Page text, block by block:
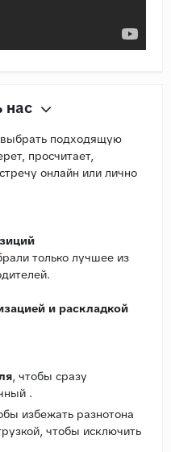
нас
подходящую
просчитает,
онлайн или лично
только лучшее из
и раскладкой
, чтобы сразу
.
избежать разнотона
чтобы исключить